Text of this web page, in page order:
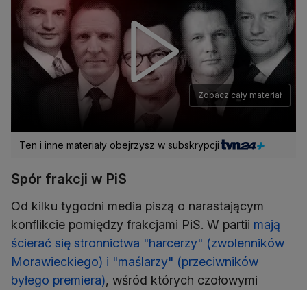
Zobacz cały materiał
Ten i inne materiały obejrzysz w subskrypcji
Spór frakcji w PiS
Od kilku tygodni media piszą o narastającym
konflikcie pomiędzy frakcjami PiS. W partii mają
ścierać się stronnictwa "harcerzy" (zwolenników
Morawieckiego) i "maślarzy" (przeciwników
byłego premiera), wśród których czołowymi